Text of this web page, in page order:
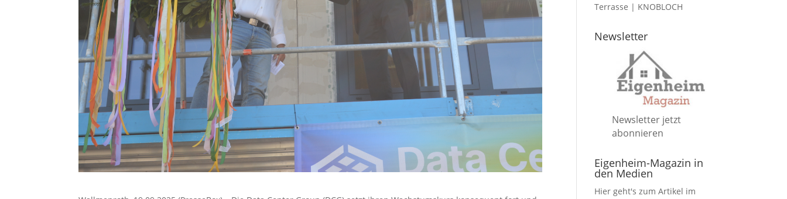
Terrasse | KNOBLOCH
Newsletter
Newsletter jetzt
abonnieren
Eigenheim-Magazin in
den Medien
Hier geht's zum Artikel im